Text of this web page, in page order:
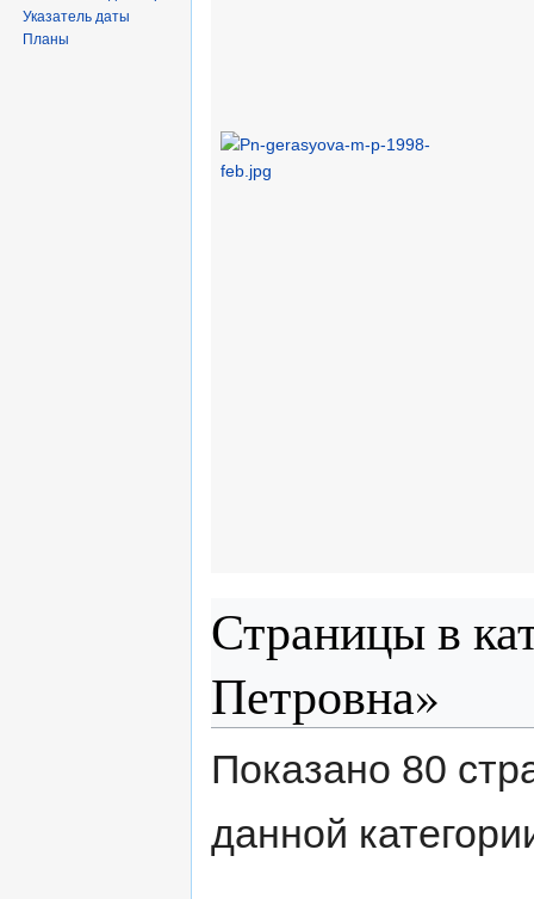
Страницы в
Петровна»
Показано 80
данной
Указатель даты
Планы